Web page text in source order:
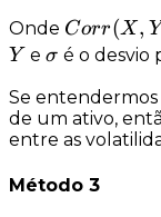
Onde Corr(X,Y)
Corr(X , Y
Y e\sigma
σ é o desvio
Se entendermos
de um ativo,
entre as
Método 3